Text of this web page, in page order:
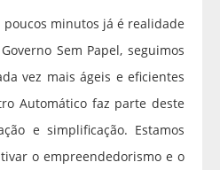
minutos já é realidade
Sem Papel, seguimos
vez mais ágeis e eficientes
Automático faz parte deste
e simplificação. Estamos
o empreendedorismo e o